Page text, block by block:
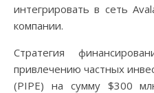
интегрировать в сеть
компании.
Стратегия
привлечению частных
(PIPE) на сумму $300